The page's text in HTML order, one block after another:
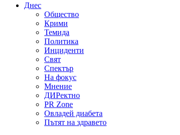
Днес
Общество
Крими
Темида
Политика
Инциденти
Свят
Спектър
На фокус
Мнение
ДИРектно
PR Zone
Овладей диабета
Пътят на здравето